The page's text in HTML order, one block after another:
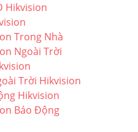
Hikvision
Trong Nhà
Ngoài Trời
Trời Hikvision
Hikvision
Báo Động